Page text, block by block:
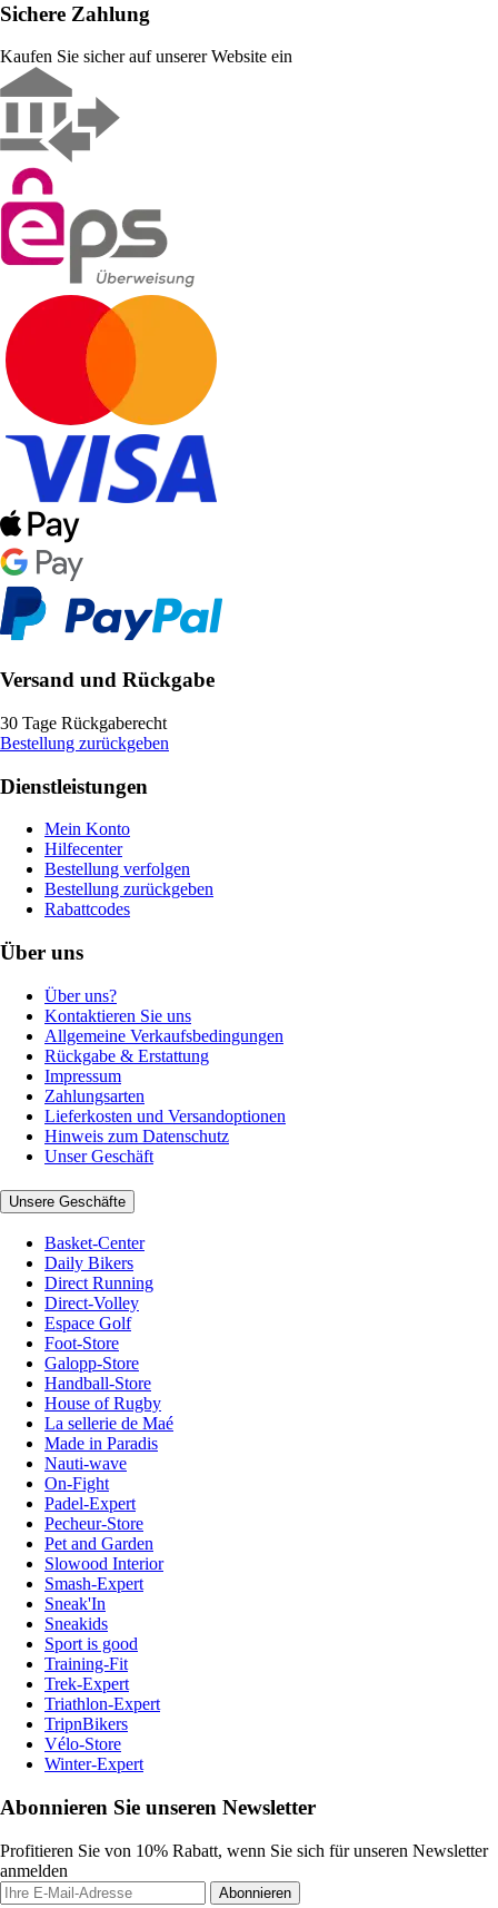
Sichere Zahlung
Kaufen Sie sicher auf unserer Website ein
Versand und Rückgabe
30 Tage Rückgaberecht
Bestellung zurückgeben
Dienstleistungen
Mein Konto
Hilfecenter
Bestellung verfolgen
Bestellung zurückgeben
Rabattcodes
Über uns
Über uns?
Kontaktieren Sie uns
Allgemeine Verkaufsbedingungen
Rückgabe & Erstattung
Impressum
Zahlungsarten
Lieferkosten und Versandoptionen
Hinweis zum Datenschutz
Unser Geschäft
Unsere Geschäfte
Basket-Center
Daily Bikers
Direct Running
Direct-Volley
Espace Golf
Foot-Store
Galopp-Store
Handball-Store
House of Rugby
La sellerie de Maé
Made in Paradis
Nauti-wave
On-Fight
Padel-Expert
Pecheur-Store
Pet and Garden
Slowood Interior
Smash-Expert
Sneak'In
Sneakids
Sport is good
Training-Fit
Trek-Expert
Triathlon-Expert
TripnBikers
Vélo-Store
Winter-Expert
Abonnieren Sie unseren Newsletter
Profitieren Sie von 10% Rabatt, wenn Sie sich für unseren Newsletter
anmelden
Abonnieren